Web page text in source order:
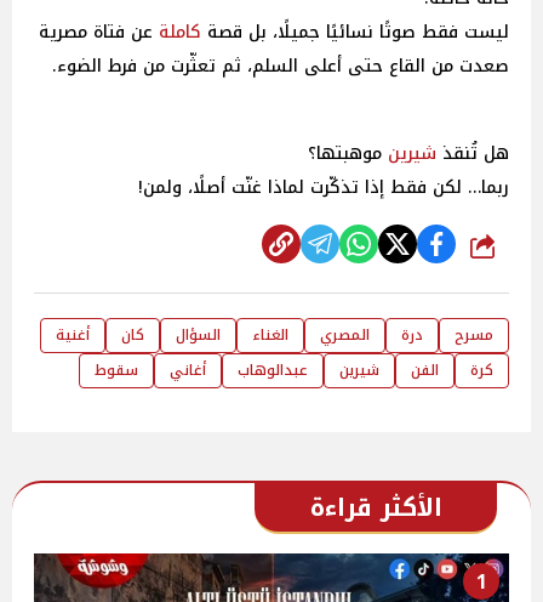
ليست فقط صوتًا نسائيًا جميلًا، بل قصة كاملة عن فتاة مصرية
صعدت من القاع حتى أعلى السلم، ثم تعثّرت من فرط الضوء.
هل تُنقذ شيرين موهبتها؟
ربما… لكن فقط إذا تذكّرت لماذا غنّت أصلًا، ولمن!
شارك
مسرح درة المصري الغناء السؤال كان
أغنية
كرة
الفن شيرين عبدالوهاب أغاني سقوط
الأكثر قراءة
1